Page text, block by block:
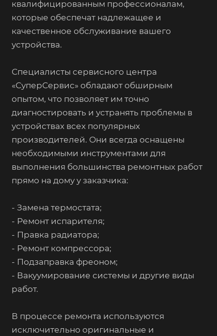
квалифицированным профессионалам,
которые обеспечат надлежащее и
качественное обслуживание вашего
устройства.
Специалисты сервисного центра
«СуперСервис» обладают обширным
опытом, что позволяет им точно
диагностировать и устранять проблемы в
устройствах всех популярных
производителей. Они всегда оснащены
необходимыми инструментами для
выполнения большинства ремонтных работ
прямо на дому у заказчика:
- Замена термостата;
- Ремонт испарителя;
- Правка радиатора;
- Ремонт компрессора;
- Подзаправка фреоном;
- Вакуумирование системы и другие виды
работ.
В процессе ремонта используются
исключительно оригинальные и